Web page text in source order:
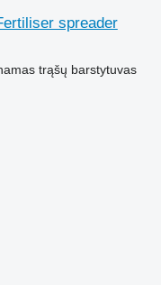
spreader
trąšų barstytuvas